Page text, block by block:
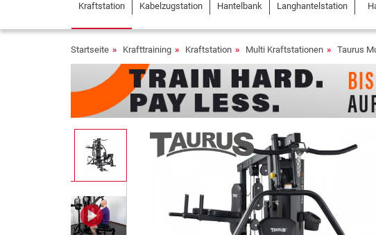
Kraftstation Kabelzugstation Hantelbank Langhantelstation
Startseite Krafttraining Kraftstation Multi Kraftstationen Taurus